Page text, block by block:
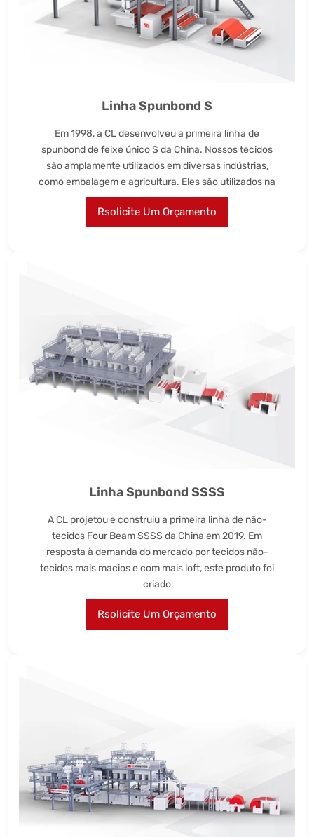
Linha Spunbond S
Em 1998, a CL desenvolveu a primeira linha de
spunbond de feixe único S da China. Nossos tecidos
são amplamente utilizados em diversas indústrias,
como embalagem e agricultura. Eles são utilizados na
Rsolicite Um Orçamento
Linha Spunbond SSSS
A CL projetou e construiu a primeira linha de não-
tecidos Four Beam SSSS da China em 2019. Em
resposta à demanda do mercado por tecidos não-
tecidos mais macios e com mais loft, este produto foi
criado
Rsolicite Um Orçamento